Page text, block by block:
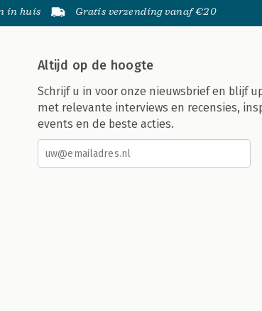
in huis Gratis verzending vanaf €20
Altijd op de hoogte
Schrijf u in voor onze nieuwsbrief en blijf
met relevante interviews en recensies,
events en de beste acties.